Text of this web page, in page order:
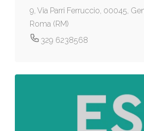
9, Via Parri Ferruccio, 00045,
Roma (RM)
329 6238568